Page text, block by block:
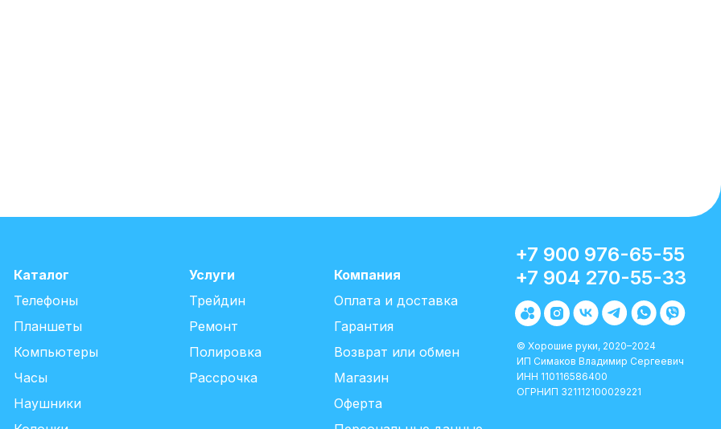
Каталог
Услуги
Телефоны
Трейдин
Планшеты
Ремонт
Компьютеры
Полировка
Часы
Рассрочка
Наушники
Магазин
Оферта
Компания +7 904 270-55-33
© Хорошие руки, 2020–2024
ИП Симаков Владимир Сергеевич
ИНН 110116586400
ОГРНИП 321112100029221
Оплата и доставка
Возврат или обмен
Гарантия
+7 900 976-65-55